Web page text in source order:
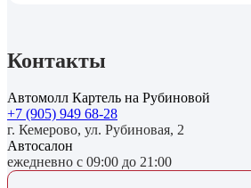
Контакты
Автомолл Картель на Рубиновой
+7 (905) 949 68-28
г. Кемерово, ул. Рубиновая, 2
Автосалон
ежедневно с 09:00 до 21:00